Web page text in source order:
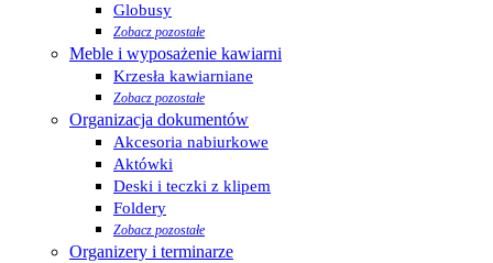
Globusy
Zobacz pozostałe
Meble i wyposażenie kawiarni
Krzesła kawiarniane
Zobacz pozostałe
Organizacja dokumentów
Akcesoria nabiurkowe
Aktówki
Deski i teczki z klipem
Foldery
Zobacz pozostałe
Organizery i terminarze